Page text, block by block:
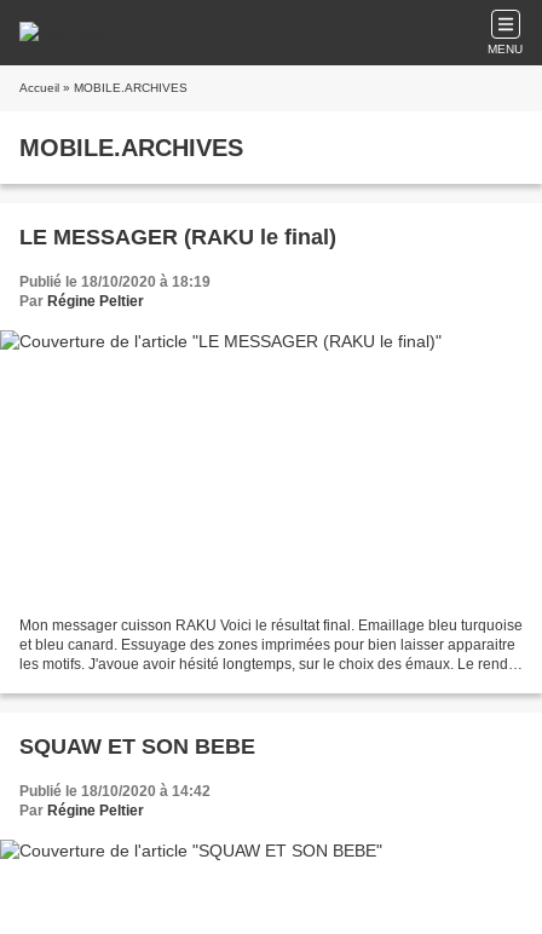
MENU
Accueil » MOBILE.ARCHIVES
MOBILE.ARCHIVES
LE MESSAGER (RAKU le final)
Publié le 18/10/2020 à 18:19
Par Régine Peltier
Mon messager cuisson RAKU Voici le résultat final. Emaillage bleu turquoise
et bleu canard. Essuyage des zones imprimées pour bien laisser apparaitre
les motifs. J'avoue avoir hésité longtemps, sur le choix des émaux. Le rendu
SQUAW ET SON BEBE
Publié le 18/10/2020 à 14:42
Par Régine Peltier